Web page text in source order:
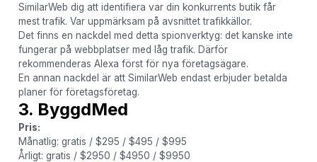
SimilarWeb dig att identifiera var din konkurrents butik får
mest trafik. Var uppmärksam på avsnittet trafikkällor.
Det finns en nackdel med detta spionverktyg: det kanske inte
fungerar på webbplatser med låg trafik. Därför
rekommenderas Alexa först för nya företagsägare.
En annan nackdel är att SimilarWeb endast erbjuder betalda
planer för företagsföretag.
3. ByggdMed
Pris:
Månatlig: gratis / $295 / $495 / $995
Årligt: gratis / $2950 / $4950 / $9950